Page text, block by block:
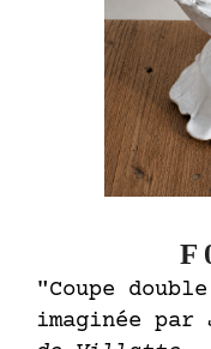
F
"Coupe double
imaginée par